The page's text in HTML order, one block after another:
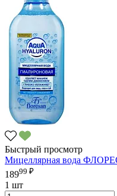
Быстрый просмотр
Мицеллярная вода
18999 ₽
1 шт